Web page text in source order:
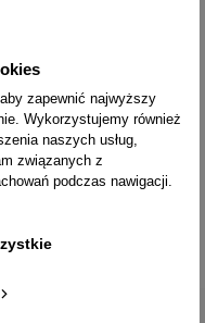
dotyczących
telefoniczny lub przez
zapewnić najwyższy
Wykorzystujemy również
naszych usług,
związanych z
podczas nawigacji.